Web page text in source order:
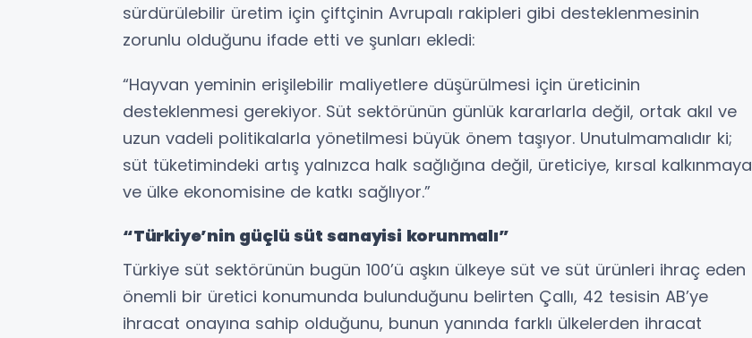
sürdürülebilir üretim için çiftçinin Avrupalı rakipleri gibi desteklenmesinin
zorunlu olduğunu ifade etti ve şunları ekledi:
“Hayvan yeminin erişilebilir maliyetlere düşürülmesi için üreticinin
desteklenmesi gerekiyor. Süt sektörünün günlük kararlarla değil, ortak akıl ve
uzun vadeli politikalarla yönetilmesi büyük önem taşıyor. Unutulmamalıdır ki;
süt tüketimindeki artış yalnızca halk sağlığına değil, üreticiye, kırsal kalkınmaya
ve ülke ekonomisine de katkı sağlıyor.”
“Türkiye’nin güçlü süt sanayisi korunmalı”
Türkiye süt sektörünün bugün 100’ü aşkın ülkeye süt ve süt ürünleri ihraç eden
önemli bir üretici konumunda bulunduğunu belirten Çallı, 42 tesisin AB’ye
ihracat onayına sahip olduğunu, bunun yanında farklı ülkelerden ihracat